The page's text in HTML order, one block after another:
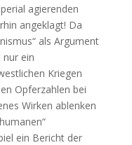
agierenden
angeklagt! Da
als Argument
nur ein
Kriegen
Opferzahlen bei
Wirken ablenken
ein Bericht der